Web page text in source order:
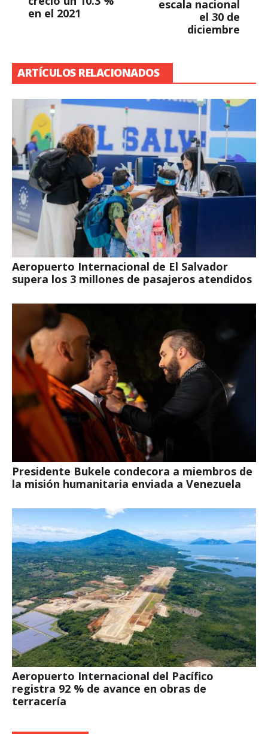
en el 2021
escala nacional
el 30 de
diciembre
ARTÍCULOS RELACIONADOS
Aeropuerto Internacional de El Salvador
supera los 3 millones de pasajeros atendidos
Presidente Bukele condecora a miembros de
la misión humanitaria enviada a Venezuela
Aeropuerto Internacional del Pacífico
registra 92 % de avance en obras de
terracería